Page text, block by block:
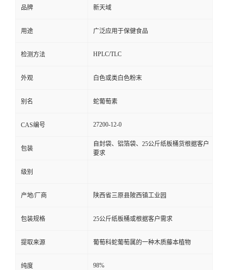
品牌 新天域
用途 广泛应用于保健食品
检测方法 HPLC/TLC
外观 白色或类白色粉末
别名 蛇葡萄素
CAS编号 27200-12-0
包装
自封袋、铝箔袋、25公斤纸板桶货根据客户
要求
级别
产地/厂商 陕西省三原县陂西镇工业园
包装规格 25公斤纸板桶或根据客户需求
提取来源 葡萄科蛇葡萄属的一种木质藤本植物
纯度 98%